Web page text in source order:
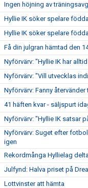
Ingen höjning av
Hyllie IK söker spelare
Hyllie IK söker spelare
Få din julgran hämtad den
Nyförvärv: "Hyllie IK har
Nyförvärv: "Vill utvecklas
Nyförvärv: Fanny återvänder
41 häften kvar - säljspurt
Nyförvärv: "Hyllie IK satsar
Nyförvärv: Suget efter
igen
Rekordmånga Hyllielag
Julfynd: Halva priset på
Lottvinster att hämta